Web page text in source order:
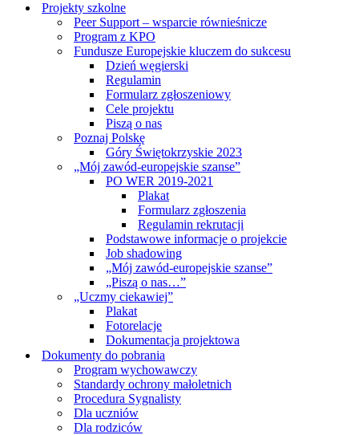
Projekty szkolne
Peer Support – wsparcie równieśnicze
Program z KPO
Fundusze Europejskie kluczem do sukcesu
Dzień węgierski
Regulamin
Formularz zgłoszeniowy
Cele projektu
Piszą o nas
Poznaj Polskę
Góry Świętokrzyskie 2023
„Mój zawód-europejskie szanse”
PO WER 2019-2021
Plakat
Formularz zgłoszenia
Regulamin rekrutacji
Podstawowe informacje o projekcie
Job shadowing
„Mój zawód-europejskie szanse”
„Piszą o nas…”
„Uczmy ciekawiej”
Plakat
Fotorelacje
Dokumentacja projektowa
Dokumenty do pobrania
Program wychowawczy
Standardy ochrony małoletnich
Procedura Sygnalisty
Dla uczniów
Dla rodziców